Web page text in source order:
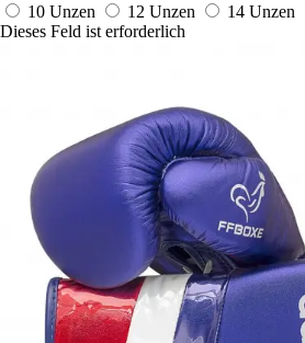
10 Unzen
12 Unzen 14 Unzen
Dieses Feld ist erforderlich